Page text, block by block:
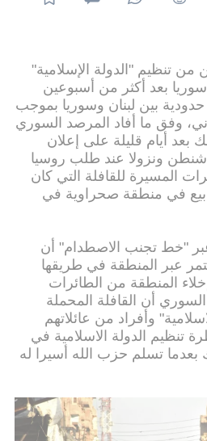
تنظيم "الدولة الإسلامية"
بعد أكثر من أسبوعين
بين لبنان وسوريا بموجب
وفق ما أفاد المرصد السوري
بعد أيام قليلة على إعلان
ونزولا عند طلب روسيا
المسيرة للقافلة التي كان
في منطقة صحراوية في
"خط تجنب الاصطدام" أن
عبر المنطقة في طريقها
المنطقة من الطائرات
أن القافلة المحملة
وأفراد من عائلاتهم
الدولة الاسلامية في
بعدما تسلم حزب الله أسيرا له